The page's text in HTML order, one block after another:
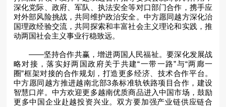
深化党际、政府、军队、执法安全等对口部门合作，携手应
对外部风险挑战，共同维护政治安全。中方愿同越方深化治
国理政经验交流，共同探索和丰富社会主义理论和实践，推
动两国社会主义事业行稳致远。
——坚持合作共赢，增进两国人民福祉。要深化发展战
略对接，落实好两国政府关于共建“一带一路”与“两廊一
圈”框架对接的合作规划，打造更多经济、技术合作平台。
中方愿同越方推进越南北部3条标准轨铁路项目合作，建设
智慧口岸。中方欢迎更多越南优质商品进入中国市场，鼓励
更多中国企业赴越投资兴业。双方要加强产业链供应链合